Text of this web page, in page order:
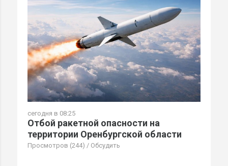
сегодня в 08:25
Отбой ракетной опасности на
территории Оренбургской области
Просмотров (244) / Обсудить